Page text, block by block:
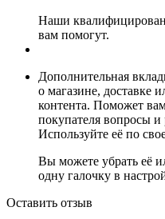
Наши
вам помогут.
Дополнительная
о магазине, доставке
контента. Поможет
покупателя вопросы и
Используйте её по
Вы можете убрать её
одну галочку в
Оставить отзыв